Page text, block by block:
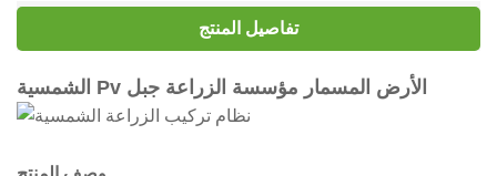
تفاصيل المنتج
الشمسية Pv الأرض المسمار مؤسسة الزراعة جبل